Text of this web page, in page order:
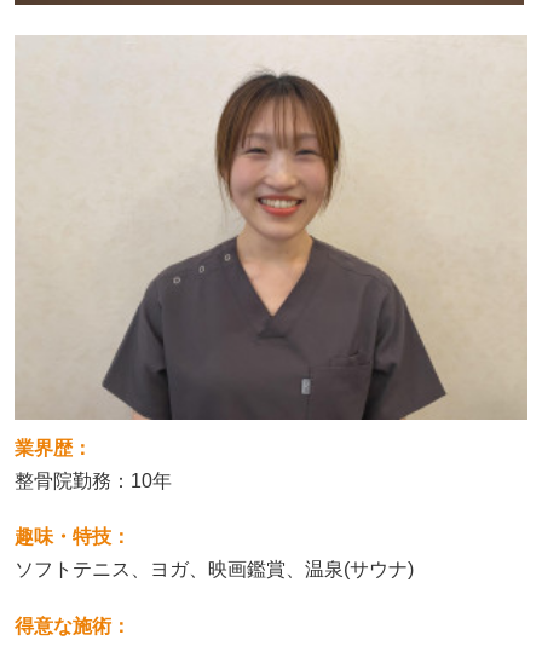
業界歴：
整骨院勤務：10年
趣味・特技：
ソフトテニス、ヨガ、映画鑑賞、温泉(サウナ)
得意な施術：